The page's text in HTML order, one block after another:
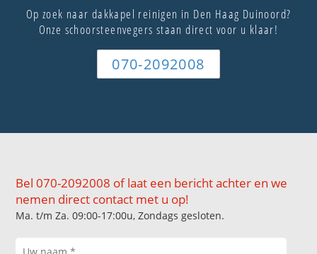
Op zoek naar dakkapel reinigen in Den Haag Duinoord?
Onze schoorsteenvegers staan direct voor u klaar!
070-2092008
Bel 070-2092008 of laat een bericht achter en we
nemen direct contact met u op!
Ma. t/m Za. 09:00-17:00u, Zondags gesloten.